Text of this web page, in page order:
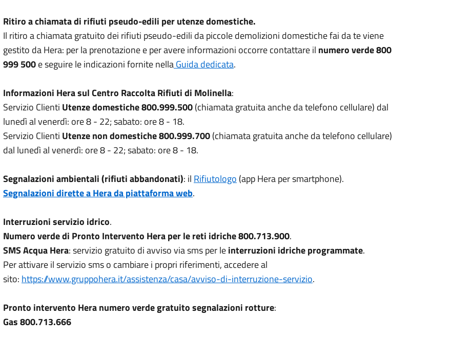
Ritiro a chiamata di rifiuti pseudo-edili per utenze domestiche.
Il ritiro a chiamata gratuito dei rifiuti pseudo-edili da piccole demolizioni domestiche fai da te viene
gestito da Hera: per la prenotazione e per avere informazioni occorre contattare il numero verde800
999 500e seguire le indicazioni fornite nellaGuida dedicata.
Informazioni Hera sul Centro Raccolta Rifiuti di Molinella:
Servizio Clienti Utenze domestiche 800.999.500(chiamata gratuita anche da telefono cellulare) dal
lunedì al venerdì: ore 8 - 22; sabato: ore 8 - 18.
Servizio Clienti Utenze non domestiche 800.999.700(chiamata gratuita anche da telefono cellulare)
dal lunedì al venerdì: ore 8 - 22; sabato: ore 8 - 18.
Segnalazioni ambientali(rifiuti abbandonati): il Rifiutologo (app Hera per smartphone).
Segnalazioni dirette a Hera da piattaforma web.
Interruzioni servizio idrico.
Numero verde di Pronto Intervento Hera per le reti idriche 800.713.900.
SMS Acqua Hera: servizio gratuito di avviso via sms per leinterruzioni idriche programmate.
Per attivare il servizio sms o cambiare i propri riferimenti, accedere al
sito: https://www.gruppohera.it/assistenza/casa/avviso-di-interruzione-servizio.
Pronto intervento Hera numero verde gratuito segnalazioni rotture:
Gas 800.713.666